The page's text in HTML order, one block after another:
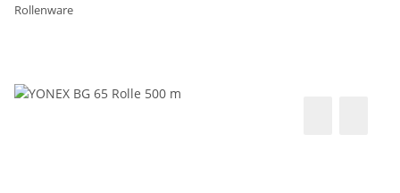
Rollenware